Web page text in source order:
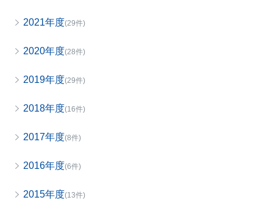
2021年度(29件)
2020年度(28件)
2019年度(29件)
2018年度(16件)
2017年度(8件)
2016年度(6件)
2015年度(13件)